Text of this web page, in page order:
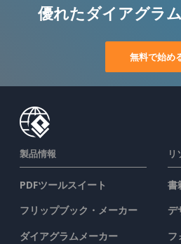
優れたダイアグラ
無料で始め
製品情報
PDFツールスイート
フリップブック・メーカー
ダイアグラムメーカー
リ
書
デ
フ